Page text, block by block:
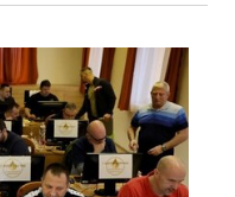
KÓSTOLTAK A
ALKOTÁS ÉS
BE AZ